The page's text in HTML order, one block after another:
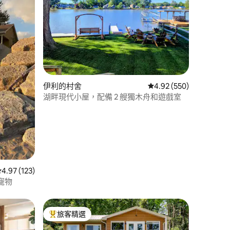
）
123 則評價中獲得 4.97 的平均評分（滿分 5 分）
4.97 (123)
物
伊利的村舍 從 550 則評價中獲得
4.92 (550)
湖畔現代小屋，配備 2 艘獨木舟和遊戲室
旅客精選榜首
旅客精選